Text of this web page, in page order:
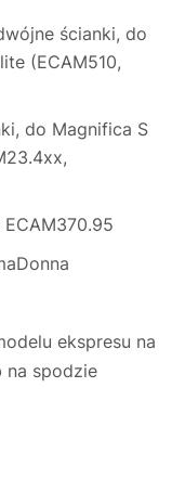
ścianki, do
(ECAM510,
do Magnifica S
ekspresu na
na spodzie